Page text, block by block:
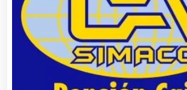
Agua Purificada
Aire Acondicionado